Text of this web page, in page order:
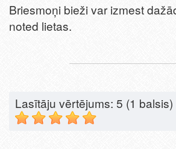
Briesmoņi bieži var izmest
noted lietas.
Lasītāju vērtējums: 5 (1 balsis)